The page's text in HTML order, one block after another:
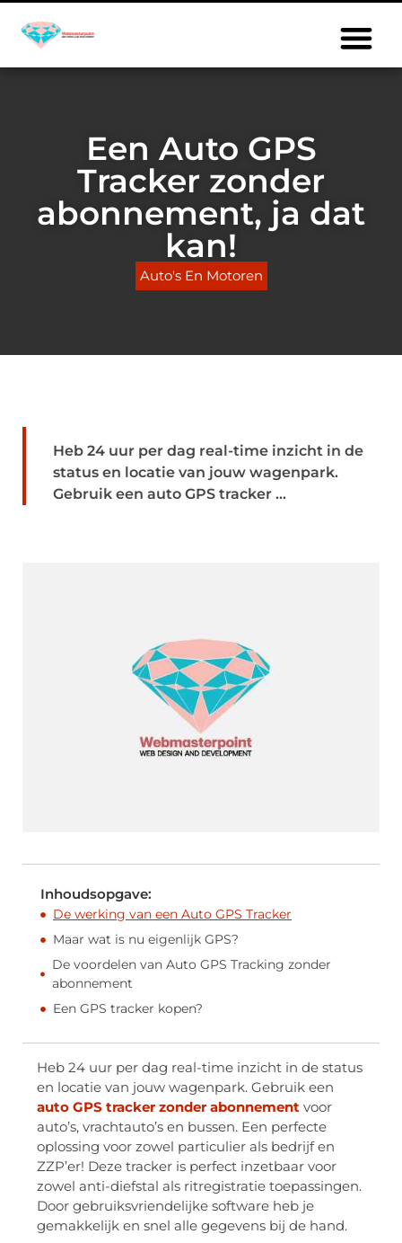
Een Auto GPS
Tracker zonder
abonnement, ja dat
kan!
Auto's En Motoren
Heb 24 uur per dag real-time inzicht in de
status en locatie van jouw wagenpark.
Gebruik een auto GPS tracker ...
Inhoudsopgave:
De werking van een Auto GPS Tracker
Maar wat is nu eigenlijk GPS?
De voordelen van Auto GPS Tracking zonder
abonnement
Een GPS tracker kopen?
Heb 24 uur per dag real-time inzicht in de status
en locatie van jouw wagenpark. Gebruik een
auto GPS tracker zonder abonnement voor
auto’s, vrachtauto’s en bussen. Een perfecte
oplossing voor zowel particulier als bedrijf en
ZZP’er! Deze tracker is perfect inzetbaar voor
zowel anti-diefstal als ritregistratie toepassingen.
Door gebruiksvriendelijke software heb je
gemakkelijk en snel alle gegevens bij de hand.